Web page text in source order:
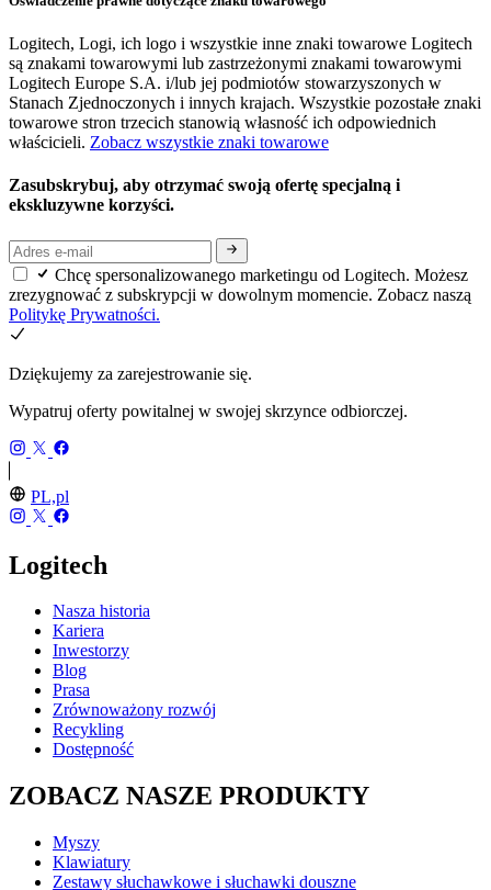
Logitech, Logi, ich logo i wszystkie inne znaki towarowe Logitech
są znakami towarowymi lub zastrzeżonymi znakami towarowymi
Logitech Europe S.A. i/lub jej podmiotów stowarzyszonych w
Stanach Zjednoczonych i innych krajach. Wszystkie pozostałe znaki
towarowe stron trzecich stanowią własność ich odpowiednich
właścicieli. Zobacz wszystkie znaki towarowe
Zasubskrybuj, aby otrzymać swoją ofertę specjalną i
ekskluzywne korzyści.
Chcę spersonalizowanego marketingu od Logitech. Możesz
zrezygnować z subskrypcji w dowolnym momencie. Zobacz naszą
Politykę Prywatności.
Dziękujemy za zarejestrowanie się.
Wypatruj oferty powitalnej w swojej skrzynce odbiorczej.
PL,pl
Logitech
Nasza historia
Kariera
Inwestorzy
Blog
Prasa
Zrównoważony rozwój
Recykling
Dostępność
ZOBACZ NASZE PRODUKTY
Myszy
Klawiatury
Zestawy słuchawkowe i słuchawki douszne